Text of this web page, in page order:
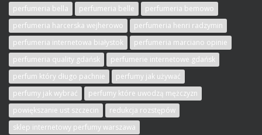
perfumeria bella
perfumeria belle
perfumeria bemowo
perfumeria harcerska wejherowo
perfumeria henri radzymin
perfumeria internetowa białystok
perfumeria marciano opinie
perfumeria quality gdańsk
perfumerie internetowe gdańsk
perfum który długo pachnie
perfumy jak używać
perfumy jak wybrać
perfumy które uwodzą mężczyzn
powiększanie ust szczecin
redukcja rozstępów
sklep internetowy perfumy warszawa